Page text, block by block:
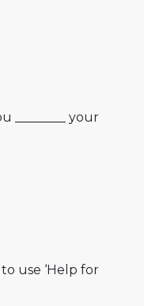
________ your
use ‘Help for